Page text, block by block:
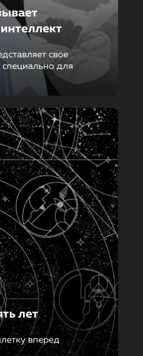
свое
для
лет
вперед